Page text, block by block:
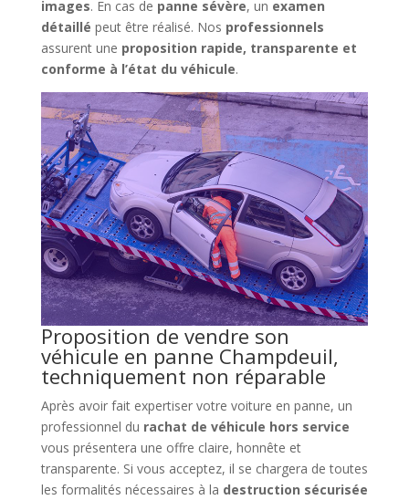
images. En cas de panne sévère, un examen
détaillé peut être réalisé. Nos professionnels
assurent une proposition rapide, transparente et
conforme à l’état du véhicule.
Proposition de vendre son
véhicule en panne Champdeuil,
techniquement non réparable
Après avoir fait expertiser votre voiture en panne, un
professionnel du rachat de véhicule hors service
vous présentera une offre claire, honnête et
transparente. Si vous acceptez, il se chargera de toutes
les formalités nécessaires à la destruction sécurisée